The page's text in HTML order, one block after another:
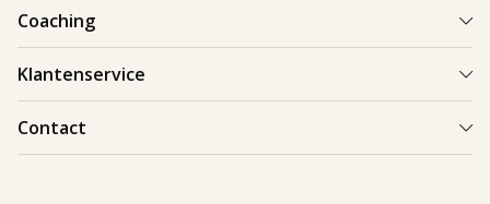
Re-boost pakket
Coaching
Blog & Tips
Klantenservice
Contact